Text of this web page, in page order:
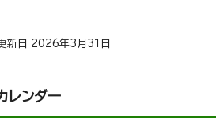
日 2026年3月31日
レンダー